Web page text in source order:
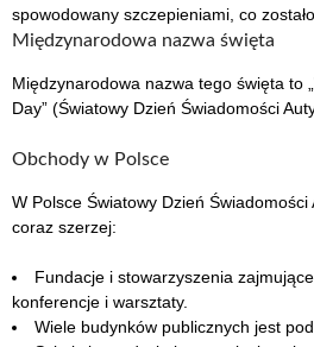
spowodowany szczepieniami, co
Międzynarodowa nazwa święta
Międzynarodowa nazwa tego święta to
Day” (Światowy Dzień Świadomości
Obchody w Polsce
W Polsce Światowy Dzień
coraz szerzej:
Fundacje i stowarzyszenia
konferencje i warsztaty.
Wiele budynków publicznych jest